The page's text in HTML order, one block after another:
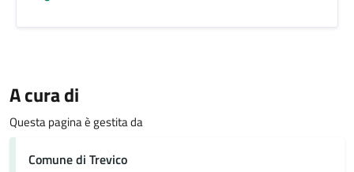
A cura di
Questa pagina è gestita da
Comune di Trevico